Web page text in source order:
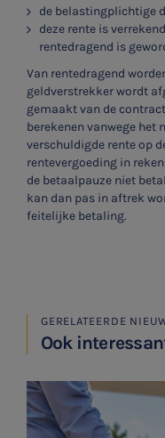
de belastingplichtige
deze rente is
rentedragend is
Van rentedragend
geldverstrekker wordt
gemaakt van de
berekenen vanwege het
verschuldigde rente op
rentevergoeding in
de betaalpauze niet
kan dan pas in aftrek
feitelijke betaling.
GERELATEERDE
Ook